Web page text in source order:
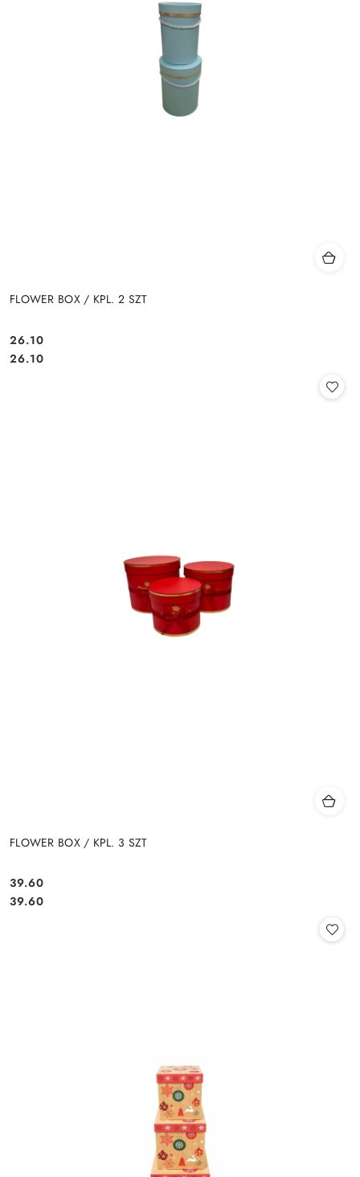
FLOWER BOX / KPL. 2 SZT
Cena:
26.10
Cena:
26.10
FLOWER BOX / KPL. 3 SZT
Cena:
39.60
Cena:
39.60